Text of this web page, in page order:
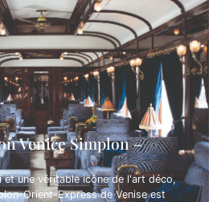
Venice Simplon –
une véritable icône de l'art déco,
Orient-Express de Venise est